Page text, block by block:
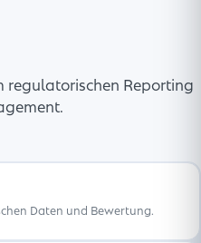
regulatorischen Reporting
Daten und Bewertung.